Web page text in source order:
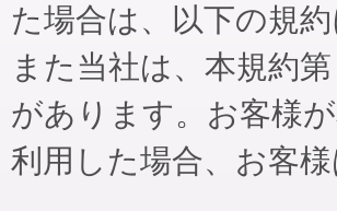
た場合は、以下の規
また当社は、本規約
があります。お客様
利用した場合、お客